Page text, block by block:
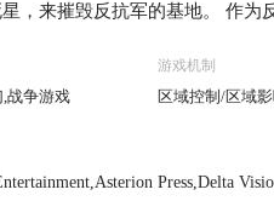
，来摧毁反抗军的基地。 作
战粉丝一定不要错过。
战争游戏
游戏机制
区域控制/区域
Press,Delta